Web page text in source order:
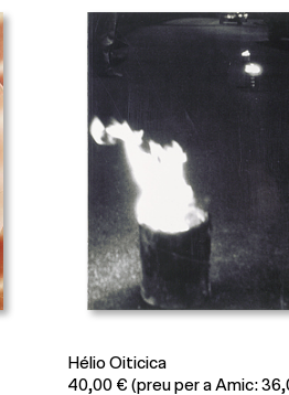
Hélio Oiticica
40,00 € (preu per a Amic: